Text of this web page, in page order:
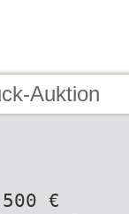
Auktion
€